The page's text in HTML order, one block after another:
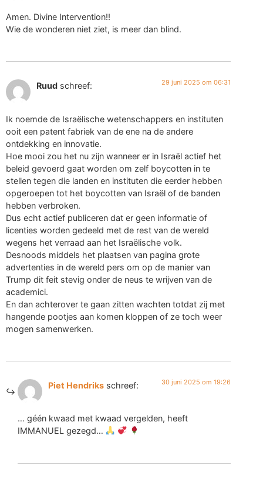
Amen. Divine Intervention!!
Wie de wonderen niet ziet, is meer dan blind.
Ruud schreef: 29 juni 2025 om 06:31
Ik noemde de Israëlische wetenschappers en instituten
ooit een patent fabriek van de ene na de andere
ontdekking en innovatie.
Hoe mooi zou het nu zijn wanneer er in Israël actief het
beleid gevoerd gaat worden om zelf boycotten in te
stellen tegen die landen en instituten die eerder hebben
opgeroepen tot het boycotten van Israël of de banden
hebben verbroken.
Dus echt actief publiceren dat er geen informatie of
licenties worden gedeeld met de rest van de wereld
wegens het verraad aan het Israëlische volk.
Desnoods middels het plaatsen van pagina grote
advertenties in de wereld pers om op de manier van
Trump dit feit stevig onder de neus te wrijven van de
academici.
En dan achterover te gaan zitten wachten totdat zij met
hangende pootjes aan komen kloppen of ze toch weer
mogen samenwerken.
Piet Hendriks schreef: 30 juni 2025 om 19:26
… géén kwaad met kwaad vergelden, heeft
IMMANUEL gezegd…